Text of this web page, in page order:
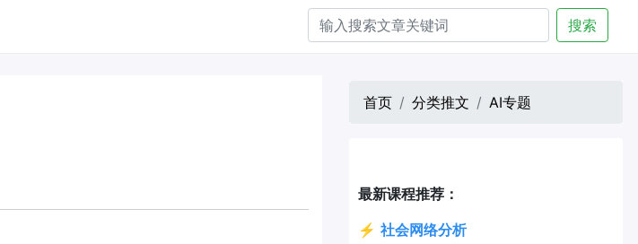
搜索
首页 分类推文 AI专题
最新课程推荐：
⚡ 社会网络分析